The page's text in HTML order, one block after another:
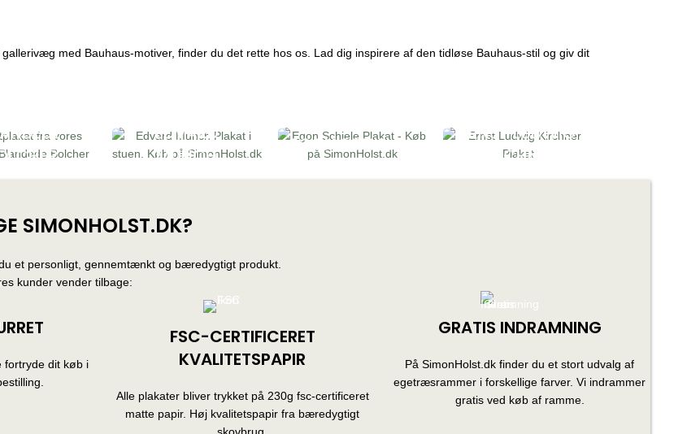
med Bauhaus-motiver, finder du det rette hos os. Lad dig inspirere af den tidløse Bauhaus-stil og giv dit
EDVARD
MUNCH
EGON SCHIELE
ERNST LUDWIG
KIRCHNER
SIMONHOLST.DK?
et personligt, gennemtænkt og bæredygtigt produkt.
kunder vender tilbage:
fortryde dit køb i
FSC-CERTIFICERET
KVALITETSPAPIR
Alle plakater bliver trykket på 230g fsc-certificeret
matte papir. Høj kvalitetspapir fra bæredygtigt
skovbrug.
GRATIS INDRAMNING
På SimonHolst.dk finder du et stort udvalg af
egetræsrammer i forskellige farver. Vi indrammer
gratis ved køb af ramme.